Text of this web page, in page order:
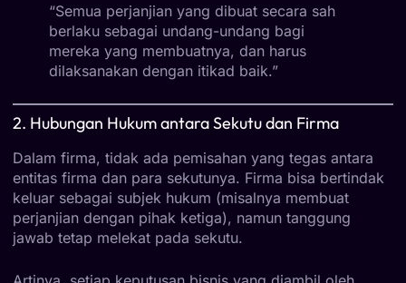
“Semua perjanjian yang dibuat secara sah
berlaku sebagai undang-undang bagi
mereka yang membuatnya, dan harus
dilaksanakan dengan itikad baik.”
2. Hubungan Hukum antara Sekutu dan Firma
Dalam firma, tidak ada pemisahan yang tegas antara
entitas firma dan para sekutunya. Firma bisa bertindak
keluar sebagai subjek hukum (misalnya membuat
perjanjian dengan pihak ketiga), namun tanggung
jawab tetap melekat pada sekutu.